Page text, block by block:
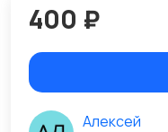
400 ₽
Алексей